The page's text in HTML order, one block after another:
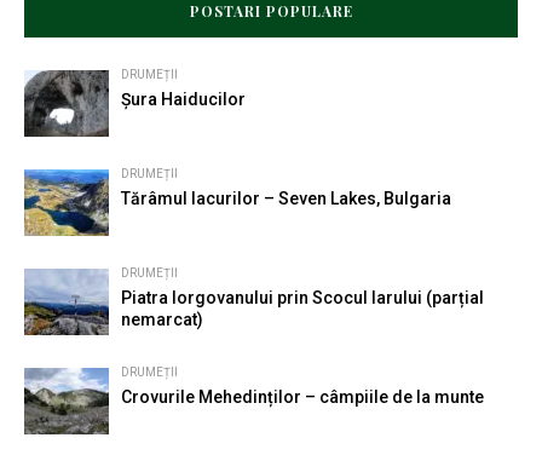
POSTARI POPULARE
DRUMEȚII
Șura Haiducilor
DRUMEȚII
Tărâmul lacurilor – Seven Lakes, Bulgaria
DRUMEȚII
Piatra Iorgovanului prin Scocul Iarului (parțial
nemarcat)
DRUMEȚII
Crovurile Mehedinților – câmpiile de la munte